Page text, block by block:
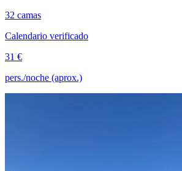
32 camas
Calendario verificado
31 €
pers./noche (aprox.)